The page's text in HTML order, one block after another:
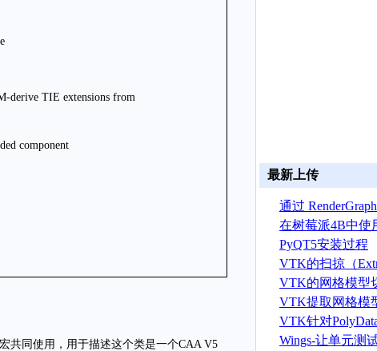
TIE extensions from
component
宏共同使用，用于描述这个类是一个CAA V5
最新上传
通过
建 ASTRYN 的
在树莓派4B中使
OpenGL ES程序
PyQT5安装过程
VTK的扫掠（
算法
VTK的网格模型
VTK提取网格模
据算法
VTK针对
线运算
Wings-让单元测